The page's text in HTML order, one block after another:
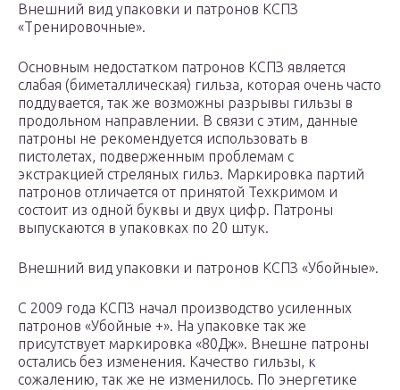
Внешний вид упаковки и патронов КСПЗ
«Тренировочные».
Основным недостатком патронов КСПЗ является
слабая (биметаллическая) гильза, которая очень часто
поддувается, так же возможны разрывы гильзы в
продольном направлении. В связи с этим, данные
патроны не рекомендуется использовать в
пистолетах, подверженным проблемам с
экстракцией стреляных гильз. Маркировка партий
патронов отличается от принятой Техкримом и
состоит из одной буквы и двух цифр. Патроны
выпускаются в упаковках по 20 штук.
Внешний вид упаковки и патронов КСПЗ «Убойные».
С 2009 года КСПЗ начал производство усиленных
патронов «Убойные +». На упаковке так же
присутствует маркировка «80Дж». Внешне патроны
остались без изменения. Качество гильзы, к
сожалению, так же не изменилось. По энергетике